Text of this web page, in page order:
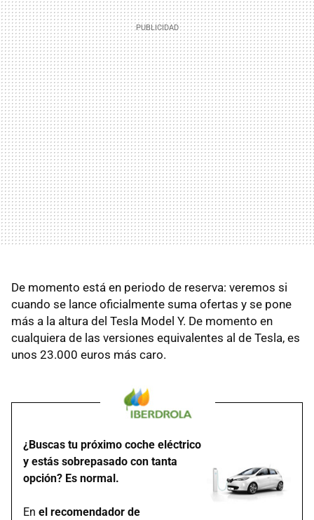
De momento está en periodo de reserva: veremos si
cuando se lance oficialmente suma ofertas y se pone
más a la altura del Tesla Model Y. De momento en
cualquiera de las versiones equivalentes al de Tesla, es
unos 23.000 euros más caro.
¿Buscas tu próximo coche eléctrico
y estás sobrepasado con tanta
opción? Es normal.
En el recomendador de